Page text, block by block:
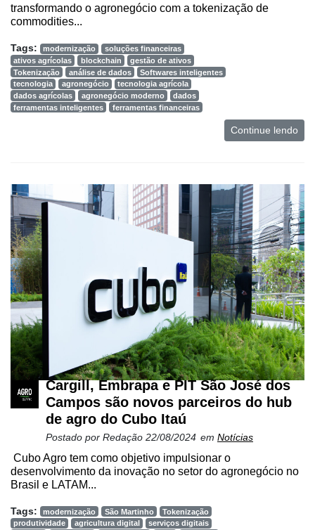
transformando o agronegócio com a tokenização de
commodities...
Tags: modernização
soluções financeiras
ativos agrícolas
blockchain
gestão de ativos
Tokenização
análise de dados
Softwares inteligentes
tecnologia
agronegócio
tecnologia agrícola
dados agrícolas
agronegócio moderno
dados
ferramentas inteligentes
ferramentas financeiras
Continue lendo
Cargill, Embrapa e PIT São José dos
Campos são novos parceiros do hub
de agro do Cubo Itaú
Postado por Redação 22/08/2024 em Notícias
Cubo Agro tem como objetivo impulsionar o
desenvolvimento da inovação no setor do agronegócio no
Brasil e LATAM...
Tags: modernização São Martinho
Tokenização
produtividade
agricultura digital
serviços digitais